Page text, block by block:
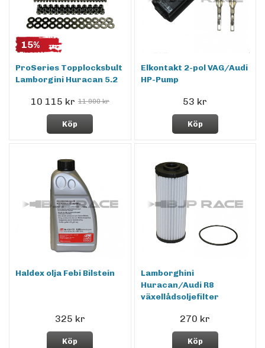
15%
ProSeries Topplocksbult
Lamborgini Huracan 5.2
10 115 kr 11 900 kr
Köp
Elkontakt 2-pol VAG/Audi
HP-Pump
53 kr
Köp
Haldex olja Febi Bilstein
325 kr
Köp
Lamborghini
Huracan/Audi R8
växellådsoljefilter
270 kr
Köp